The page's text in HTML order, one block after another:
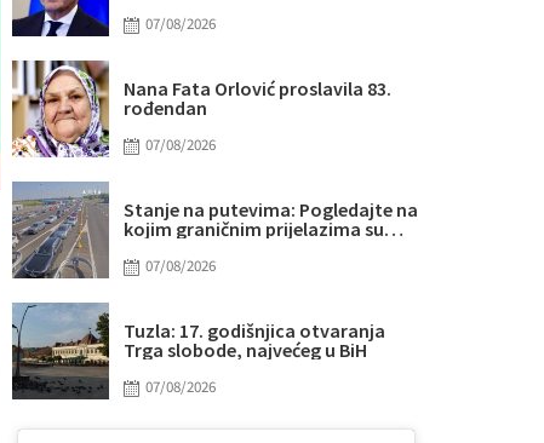
07/08/2026
Nana Fata Orlović proslavila 83.
rođendan
07/08/2026
Stanje na putevima: Pogledajte na
kojim graničnim prijelazima su
07/08/2026
Tuzla: 17. godišnjica otvaranja
Trga slobode, najvećeg u BiH
07/08/2026